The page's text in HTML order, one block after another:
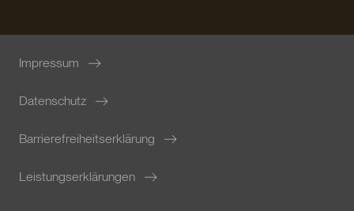
Impressum
Datenschutz
Barrierefreiheitserklärung
Leistungserklärungen